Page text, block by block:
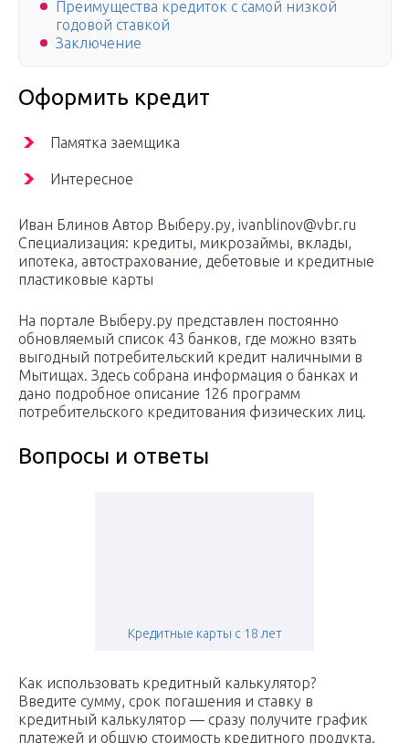
Преимущества кредиток с самой низкой
годовой ставкой
Заключение
Оформить кредит
Памятка заемщика
Интересное
Иван Блинов Автор Выберу.ру, ivanblinov@vbr.ru
Специализация: кредиты, микрозаймы, вклады,
ипотека, автострахование, дебетовые и кредитные
пластиковые карты
На портале Выберу.ру представлен постоянно
обновляемый список 43 банков, где можно взять
выгодный потребительский кредит наличными в
Мытищах. Здесь собрана информация о банках и
дано подробное описание 126 программ
потребительского кредитования физических лиц.
Вопросы и ответы
Кредитные карты с 18 лет
Как использовать кредитный калькулятор?
Введите сумму, срок погашения и ставку в
кредитный калькулятор — сразу получите график
платежей и общую стоимость кредитного продукта.